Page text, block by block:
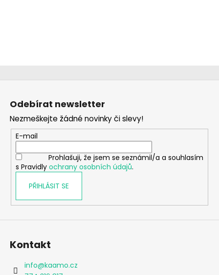
Z
Odebírat newsletter
Nezmeškejte žádné novinky či slevy!
E-mail
Prohlašuji, že jsem se seznámil/a a souhlasím
s Pravidly ochrany osobních údajů.
PŘIHLÁSIT SE
Kontakt
info@kaamo.cz